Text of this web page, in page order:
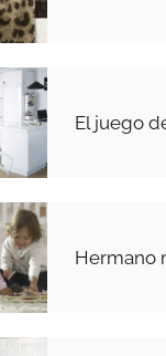
El juego
Hermano